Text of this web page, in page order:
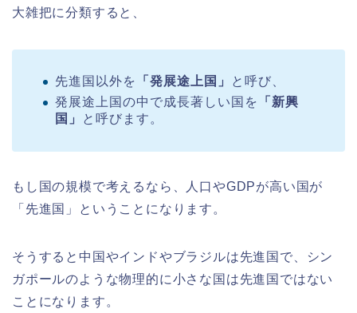
大雑把に分類すると、
先進国以外を 「発展途上国」
と呼び、
発展途上国の中で成長著しい国を
「新興
国」
と呼びます。
もし国の規模で考えるなら、人口やGDPが高い国が
「先進国」ということになります。
そうすると中国やインドやブラジルは先進国で、シン
ガポールのような物理的に小さな国は先進国ではない
ことになります。